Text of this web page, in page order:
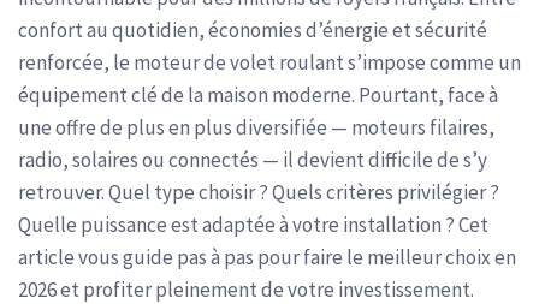
confort au quotidien, économies d’énergie et sécurité
renforcée, le moteur de volet roulant s’impose comme un
équipement clé de la maison moderne. Pourtant, face à
une offre de plus en plus diversifiée — moteurs filaires,
radio, solaires ou connectés — il devient difficile de s’y
retrouver. Quel type choisir ? Quels critères privilégier ?
Quelle puissance est adaptée à votre installation ? Cet
article vous guide pas à pas pour faire le meilleur choix en
2026 et profiter pleinement de votre investissement.